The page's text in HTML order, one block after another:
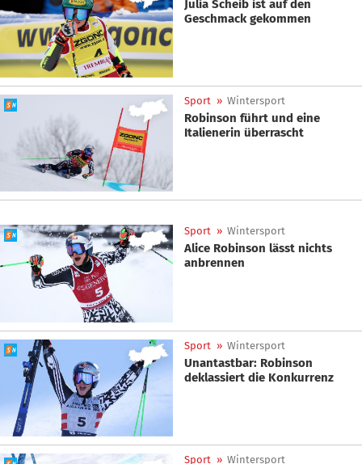
Julia Scheib ist auf den
Geschmack gekommen
Sport » Wintersport
Robinson führt und eine
Italienerin überrascht
Sport » Wintersport
Alice Robinson lässt nichts
anbrennen
Sport » Wintersport
Unantastbar: Robinson
deklassiert die Konkurrenz
Sport » Wintersport